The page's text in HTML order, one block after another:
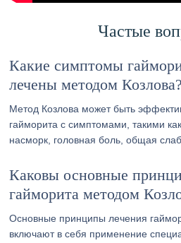
Частые
Какие симптомы
лечены методом Козлова?
Метод Козлова может быть
гайморита с симптомами, такими
насморк, головная боль, общая
Каковы основные
гайморита методом
Основные принципы лечения
включают в себя применение